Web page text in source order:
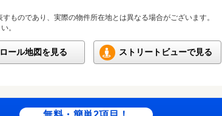
ものであり、実際の物件所在地とは異なる場合がございます。
。
ール地図を見る ストリートビューで見る